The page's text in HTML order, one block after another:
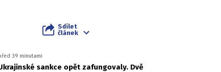
Sdílet
článek
39 minutami
sankce opět zafungovaly. Dvě